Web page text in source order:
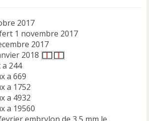
2017
1 novembre 2017
2017
2018
a 244
a 669
a 1752
a 4932
a 19560